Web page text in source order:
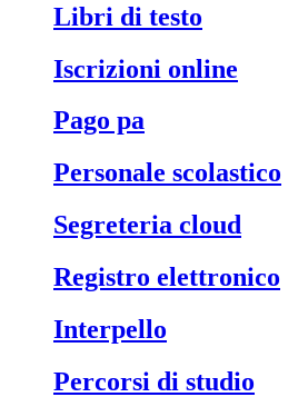
libri di testo
iscrizioni online
pago pa
personale scolastico
segreteria cloud
registro elettronico
interpello
percorsi di studio